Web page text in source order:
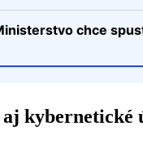
chce
kybernetické